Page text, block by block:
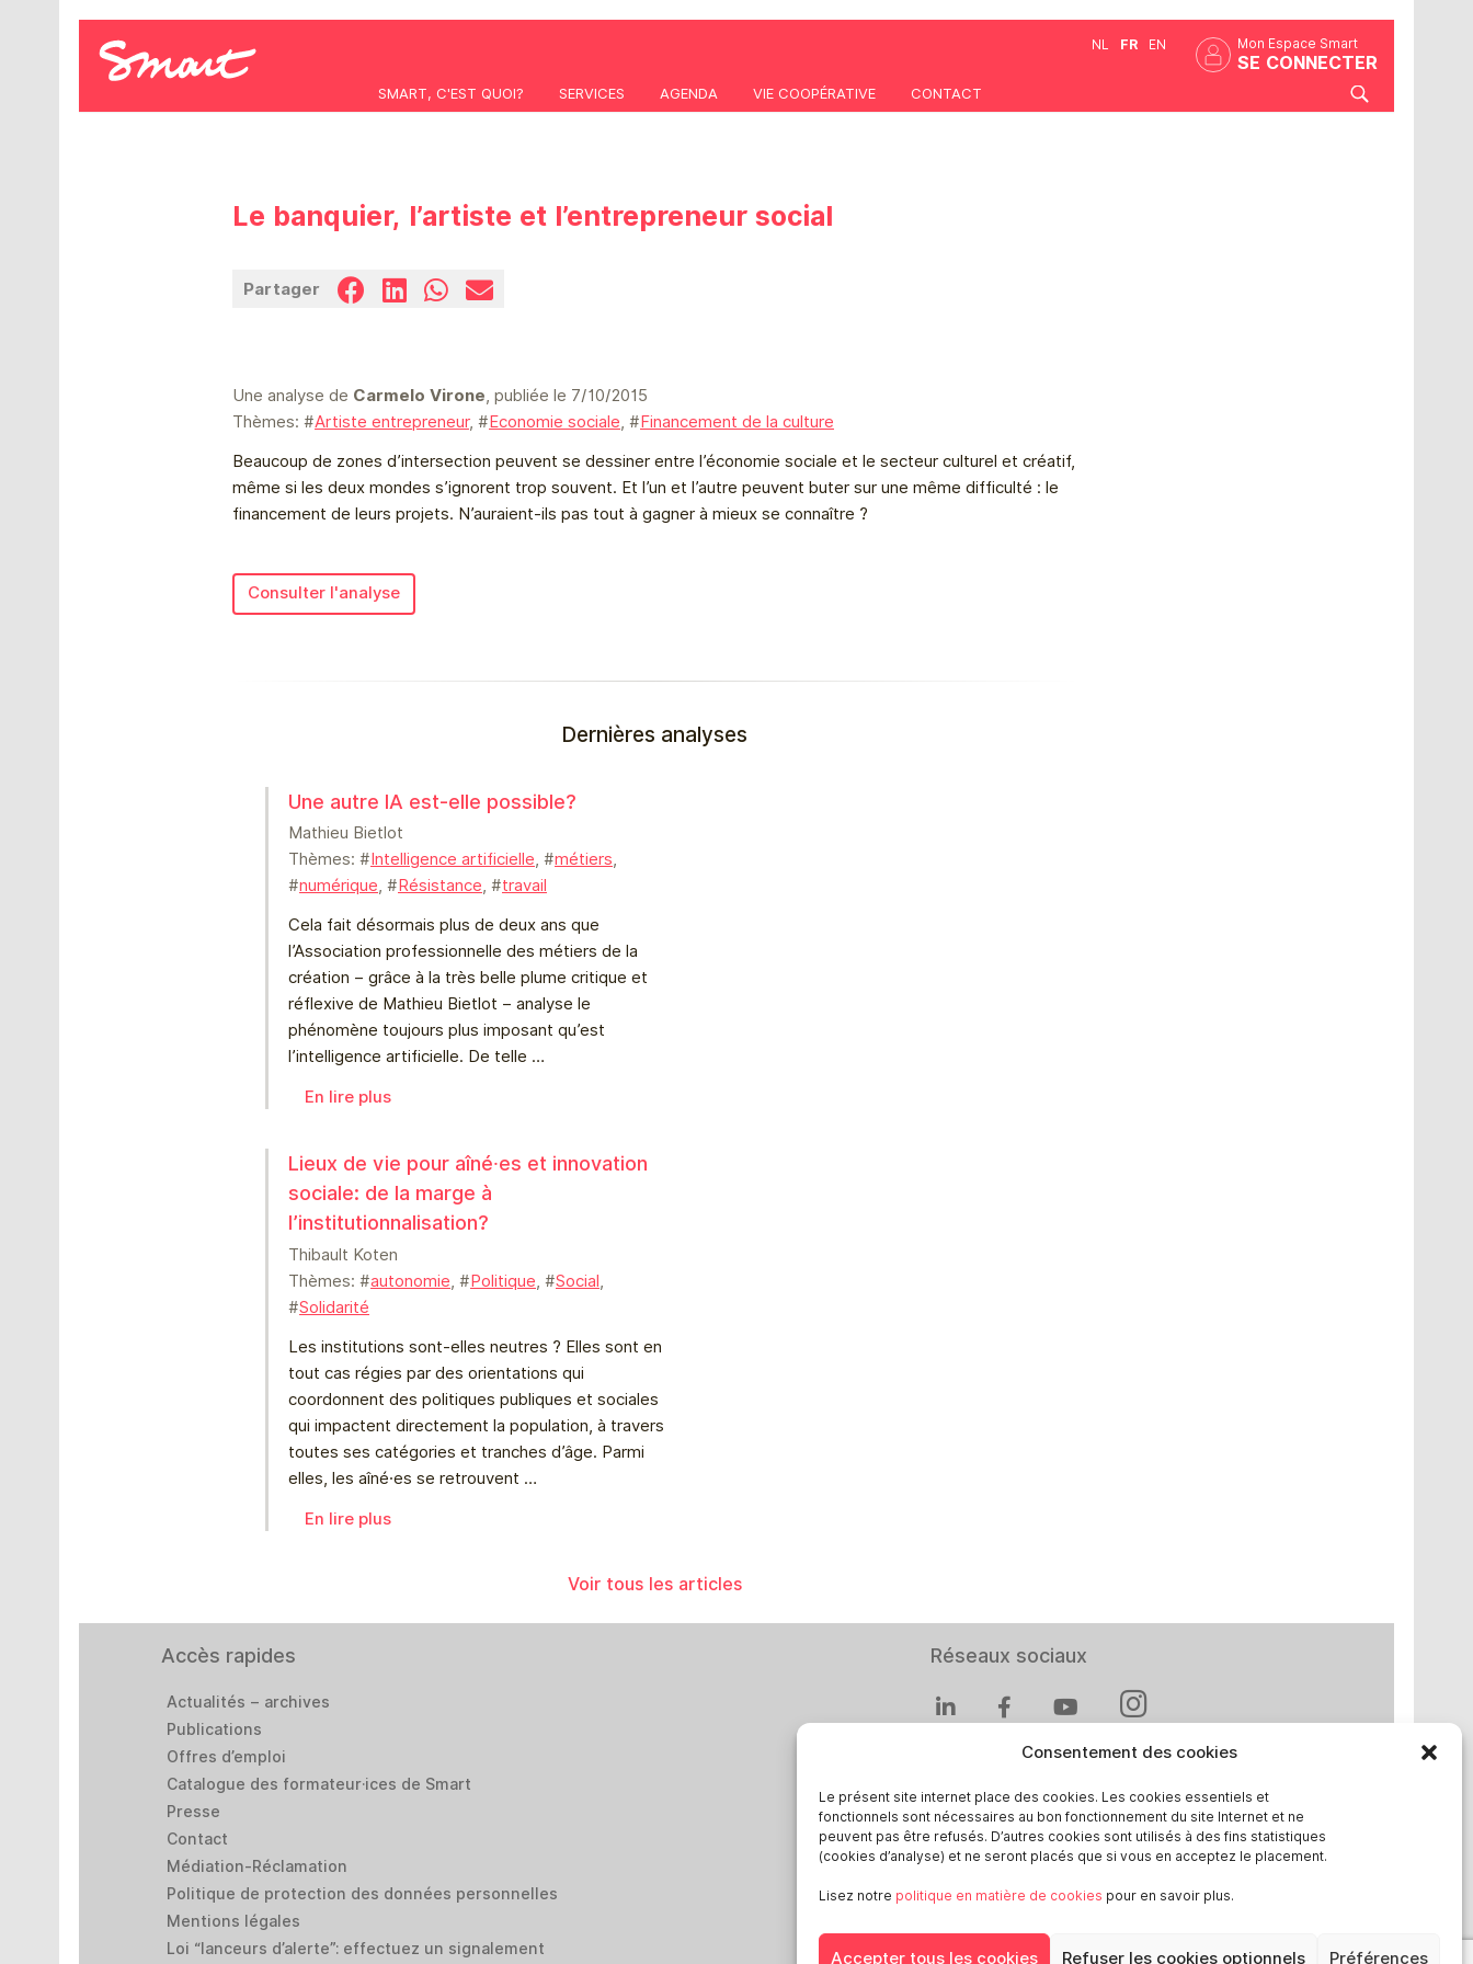
Consentement des cookies
Le présent site internet place des cookies. Les cookies essentiels et
fonctionnels sont nécessaires au bon fonctionnement du site Internet et ne
peuvent pas être refusés. D’autres cookies sont utilisés à des fins statistiques
(cookies d’analyse) et ne seront placés que si vous en acceptez le placement.
Lisez notre politique en matière de cookies pour en savoir plus.
Accepter tous les cookies Refuser les cookies optionnels Préférences
Mon Espace Smart
SE CONNECTER
NL FR EN
SMART, C'EST QUOI? SERVICES AGENDA VIE COOPÉRATIVE CONTACT
Le banquier, l’artiste et l’entrepreneur social
Partager
Une analyse de Carmelo Virone, publiée le 7/10/2015
Thèmes: #Artiste entrepreneur, #Economie sociale, #Financement de la culture
Beaucoup de zones d’intersection peuvent se dessiner entre l’économie sociale et le secteur culturel et créatif,
même si les deux mondes s’ignorent trop souvent. Et l’un et l’autre peuvent buter sur une même difficulté : le
financement de leurs projets. N’auraient-ils pas tout à gagner à mieux se connaître ?
Consulter l'analyse
Dernières analyses
Une autre IA est-elle possible?
Mathieu Bietlot
Thèmes: # Intelligence artificielle, #métiers,
#numérique, # Résistance, #travail
Cela fait désormais plus de deux ans que
l’Association professionnelle des métiers de la
création – grâce à la très belle plume critique et
réflexive de Mathieu Bietlot – analyse le
phénomène toujours plus imposant qu’est
l’intelligence artificielle. De telle …
En lire plus
Lieux de vie pour aîné⸱es et innovation
sociale: de la marge à
l’institutionnalisation?
Thibault Koten
Thèmes: #autonomie, #Politique, #Social,
#Solidarité
Les institutions sont-elles neutres ? Elles sont en
tout cas régies par des orientations qui
coordonnent des politiques publiques et sociales
qui impactent directement la population, à travers
toutes ses catégories et tranches d’âge. Parmi
elles, les aîné⸱es se retrouvent …
En lire plus
Voir tous les articles
Accès rapides
Actualités – archives
Publications
Offres d’emploi
Catalogue des formateur·ices de Smart
Presse
Contact
Médiation-Réclamation
Politique de protection des données personnelles
Mentions légales
Loi “lanceurs d’alerte”: effectuez un signalement
Réseaux sociaux
Smart en Europe
Deutschland
Italia
Sverige